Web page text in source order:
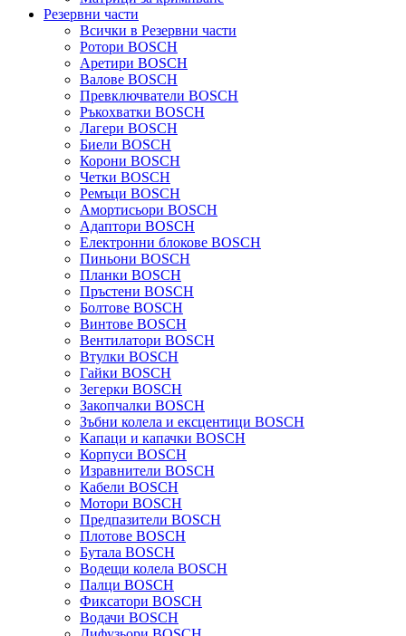
Резервни части
Всички в Резервни части
Ротори BOSCH
Аретири BOSCH
Валове BOSCH
Превключватели BOSCH
Ръкохватки BOSCH
Лагери BOSCH
Биели BOSCH
Корони BOSCH
Четки BOSCH
Ремъци BOSCH
Амортисьори BOSCH
Адаптори BOSCH
Електронни блокове BOSCH
Пиньони BOSCH
Планки BOSCH
Пръстени BOSCH
Болтове BOSCH
Винтове BOSCH
Вентилатори BOSCH
Втулки BOSCH
Гайки BOSCH
Зегерки BOSCH
Закопчалки BOSCH
Зъбни колела и ексцентици BOSCH
Капаци и капачки BOSCH
Корпуси BOSCH
Изравнители BOSCH
Кабели BOSCH
Мотори BOSCH
Предпазители BOSCH
Плотове BOSCH
Бутала BOSCH
Водещи колела BOSCH
Палци BOSCH
Фиксатори BOSCH
Водачи BOSCH